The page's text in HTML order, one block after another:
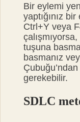
Bir eylemi
yaptığınız
Ctrl+Y veya
tuşuna
basmanız
gerekebilir.
SDLC